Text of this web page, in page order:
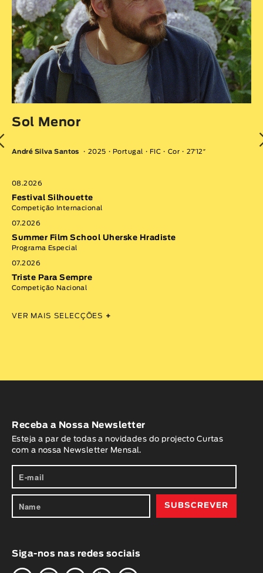
Sol Menor
André Silva Santos 2025 Portugal FIC Cor 27′12″
08.2026
Festival Silhouette
Competição Internacional
07.2026
Summer Film School Uherske Hradiste
Programa Especial
07.2026
Triste Para Sempre
Competição Nacional
VER MAIS SELECÇÕES +
Receba a Nossa Newsletter
Esteja a par de todas a novidades do projecto Curtas
com a nossa Newsletter Mensal.
Siga-nos nas redes sociais